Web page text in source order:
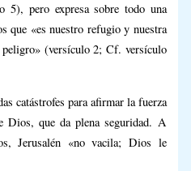
5), pero expresa sobre todo una
que «es nuestro refugio y nuestra
peligro» (versículo 2; Cf. versículo
catástrofes para afirmar la fuerza
Dios, que da plena seguridad. A
Jerusalén «no vacila; Dios le